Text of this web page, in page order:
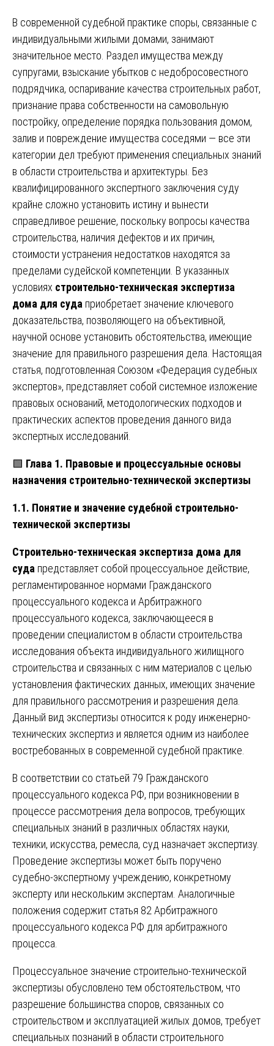
В современной судебной практике споры, связанные с
индивидуальными жилыми домами, занимают
значительное место. Раздел имущества между
супругами, взыскание убытков с недобросовестного
подрядчика, оспаривание качества строительных работ,
признание права собственности на самовольную
постройку, определение порядка пользования домом,
залив и повреждение имущества соседями — все эти
категории дел требуют применения специальных знаний
в области строительства и архитектуры. Без
квалифицированного экспертного заключения суду
крайне сложно установить истину и вынести
справедливое решение, поскольку вопросы качества
строительства, наличия дефектов и их причин,
стоимости устранения недостатков находятся за
пределами судейской компетенции. В указанных
условиях строительно-техническая экспертиза
дома для суда приобретает значение ключевого
доказательства, позволяющего на объективной,
научной основе установить обстоятельства, имеющие
значение для правильного разрешения дела. Настоящая
статья, подготовленная Союзом «Федерация судебных
экспертов», представляет собой системное изложение
правовых оснований, методологических подходов и
практических аспектов проведения данного вида
экспертных исследований.
🟩 Глава 1. Правовые и процессуальные основы
назначения строительно-технической экспертизы
1.1. Понятие и значение судебной строительно-
технической экспертизы
Строительно-техническая экспертиза дома для
суда представляет собой процессуальное действие,
регламентированное нормами Гражданского
процессуального кодекса и Арбитражного
процессуального кодекса, заключающееся в
проведении специалистом в области строительства
исследования объекта индивидуального жилищного
строительства и связанных с ним материалов с целью
установления фактических данных, имеющих значение
для правильного рассмотрения и разрешения дела.
Данный вид экспертизы относится к роду инженерно-
технических экспертиз и является одним из наиболее
востребованных в современной судебной практике.
В соответствии со статьей 79 Гражданского
процессуального кодекса РФ, при возникновении в
процессе рассмотрения дела вопросов, требующих
специальных знаний в различных областях науки,
техники, искусства, ремесла, суд назначает экспертизу.
Проведение экспертизы может быть поручено
судебно-экспертному учреждению, конкретному
эксперту или нескольким экспертам. Аналогичные
положения содержит статья 82 Арбитражного
процессуального кодекса РФ для арбитражного
процесса.
Процессуальное значение строительно-технической
экспертизы обусловлено тем обстоятельством, что
разрешение большинства споров, связанных со
строительством и эксплуатацией жилых домов, требует
специальных познаний в области строительного